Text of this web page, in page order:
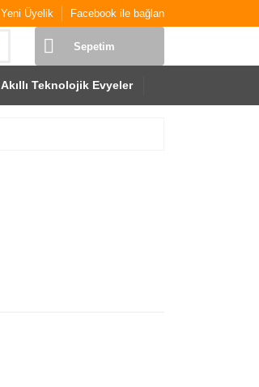
Yeni Üyelik Facebook ile bağlan
Sepetim
Akıllı Teknolojik Evyeler